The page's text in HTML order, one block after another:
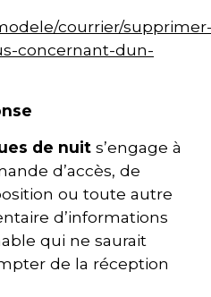
courrier/
concernant-dun-
de nuit s’engage à
d’accès, de
ou toute autre
d’informations
qui ne saurait
de la réception